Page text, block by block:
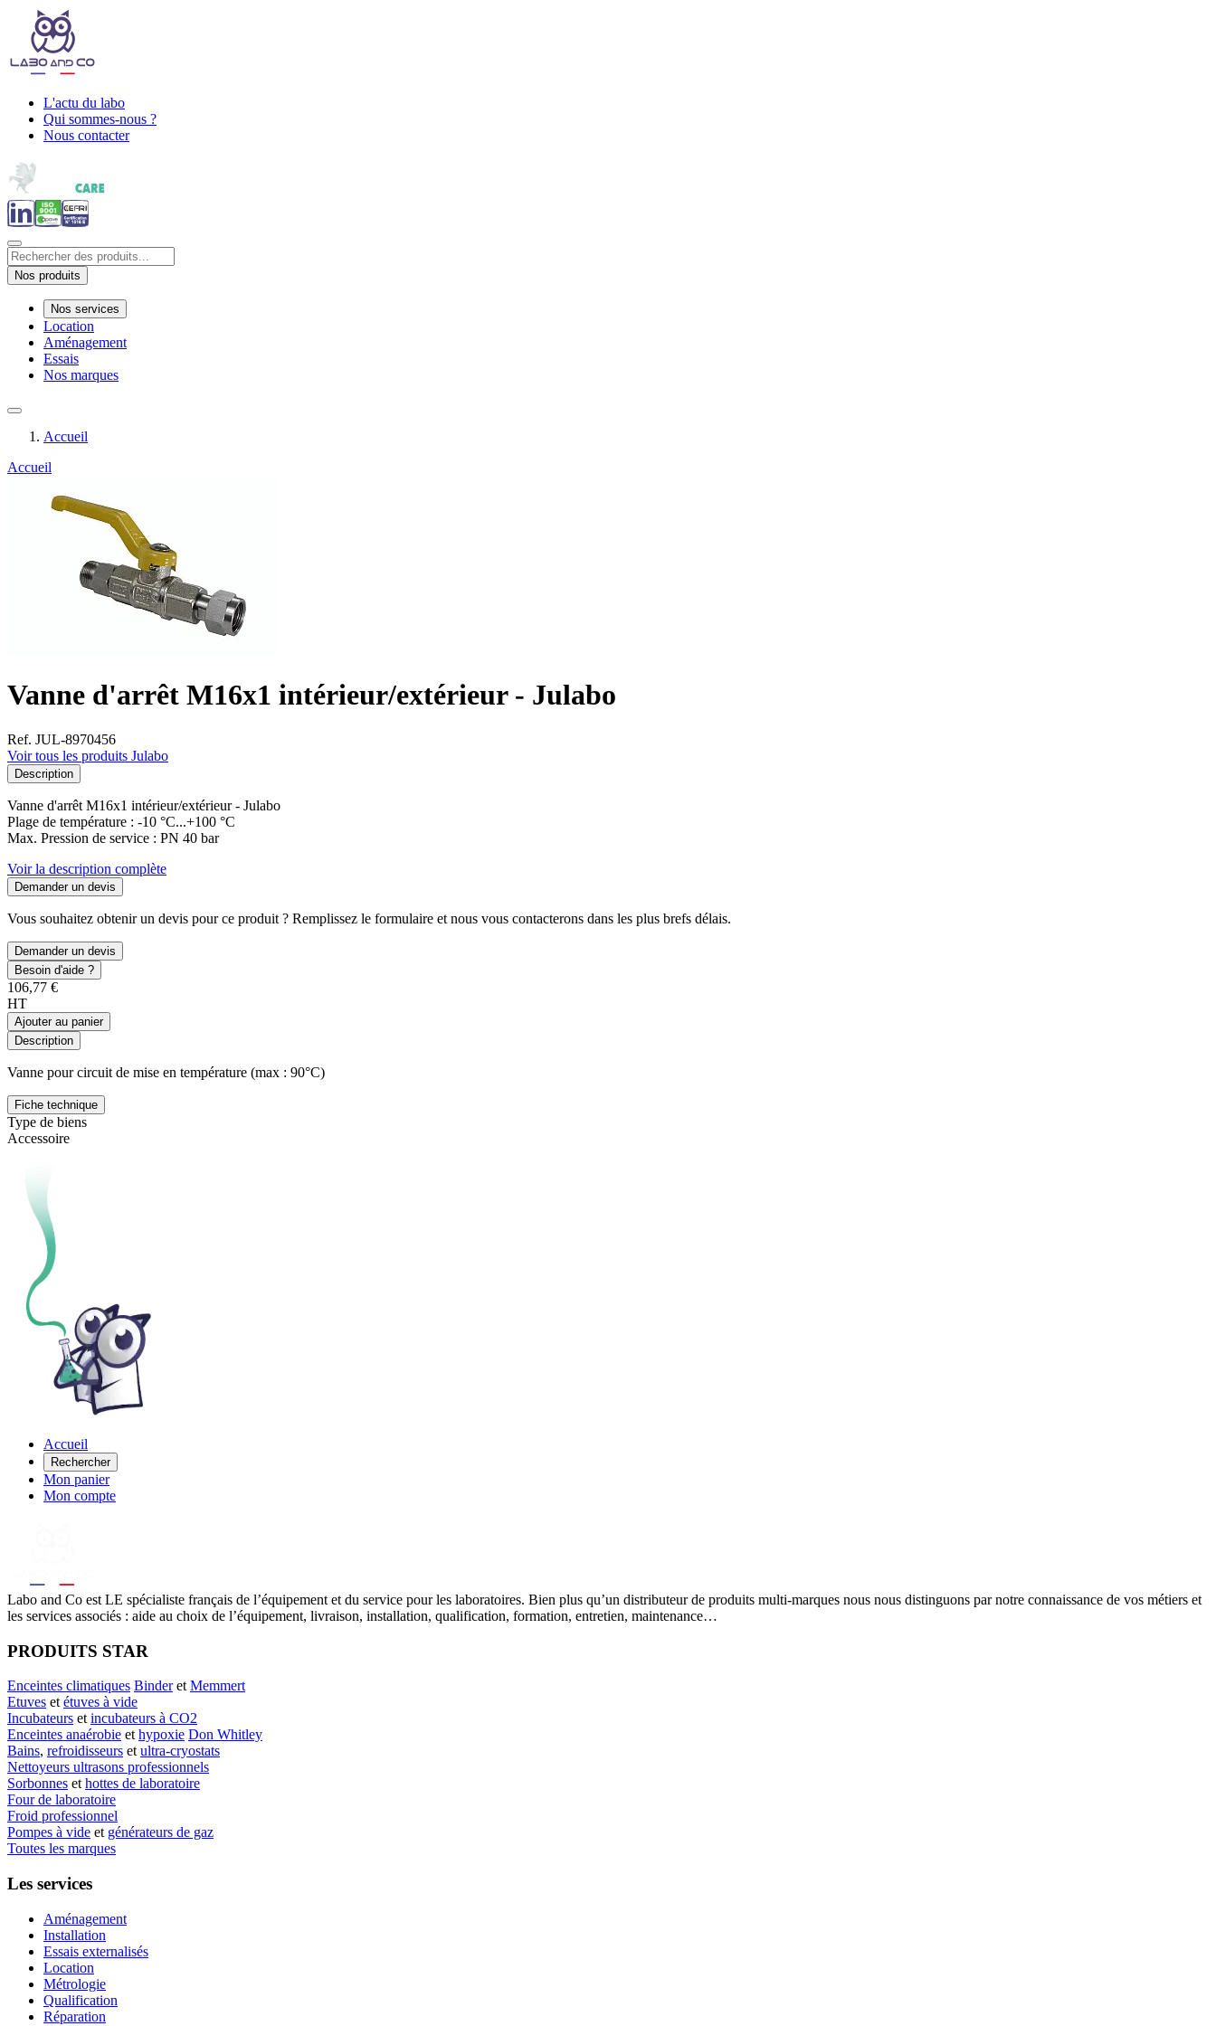
L'actu du labo
Qui sommes-nous ?
Nous contacter
Nos produits
Nos services
Location
Aménagement
Essais
Nos marques
Accueil
Accueil
Vanne d'arrêt M16x1 intérieur/extérieur - Julabo
Ref. JUL-8970456
Voir tous les produits Julabo
Description
Vanne d'arrêt M16x1 intérieur/extérieur - Julabo
Plage de température : -10 °C...+100 °C
Max. Pression de service : PN 40 bar
Voir la description complète
Demander un devis
Vous souhaitez obtenir un devis pour ce produit ? Remplissez le formulaire et nous vous contacterons dans les plus brefs délais.
Demander un devis
Besoin d'aide ?
106,77 €
HT
Ajouter au panier
Description
Vanne pour circuit de mise en température (max : 90°C)
Fiche technique
Type de biens
Accessoire
Accueil
Rechercher
Mon panier
Mon compte
Labo and Co est LE spécialiste français de l’équipement et du service pour les laboratoires. Bien plus qu’un distributeur de produits multi-marques nous nous distinguons par notre connaissance de vos métiers et
les services associés : aide au choix de l’équipement, livraison, installation, qualification, formation, entretien, maintenance…
PRODUITS STAR
Enceintes climatiques Binderet Memmert
Etuves et étuves à vide
Incubateurs et incubateurs à CO2
Enceintes anaérobie et hypoxie Don Whitley
Bains, refroidisseurs et ultra-cryostats
Nettoyeurs ultrasons professionnels
Sorbonnes et hottes de laboratoire
Four de laboratoire
Froid professionnel
Pompes à vide et générateurs de gaz
Toutes les marques
Les services
Aménagement
Installation
Essais externalisés
Location
Métrologie
Qualification
Réparation